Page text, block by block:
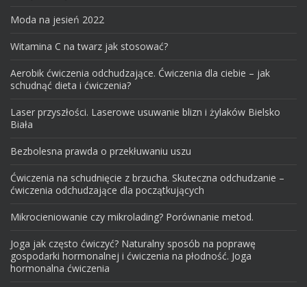
Moda na jesień 2022
Witamina C na twarz jak stosować?
Aerobik ćwiczenia odchudzające. Ćwiczenia dla ciebie – jak
schudnąć dieta i ćwiczenia?
Laser przyszłości. Laserowe usuwanie blizn i żylaków Bielsko
Biała
Bezbolesna prawda o przekłuwaniu uszu
Ćwiczenia na schudnięcie z brzucha. Skuteczna odchudzanie –
ćwiczenia odchudzające dla początkujących
Mikrocieniowanie czy mikrolading? Porównanie metod.
Joga jak często ćwiczyć? Naturalny sposób na poprawę
gospodarki hormonalnej i ćwiczenia na płodność. Joga
hormonalna ćwiczenia